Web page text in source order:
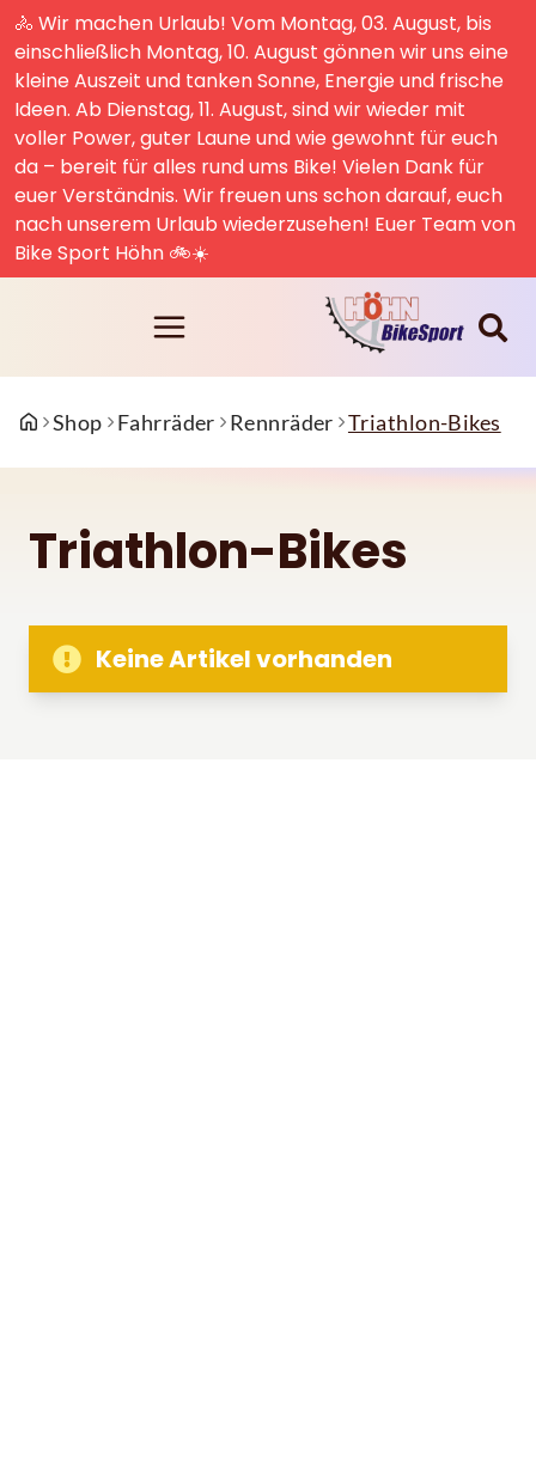
🚴 Wir machen Urlaub! Vom Montag, 03. August, bis
einschließlich Montag, 10. August gönnen wir uns eine
kleine Auszeit und tanken Sonne, Energie und frische
Ideen. Ab Dienstag, 11. August, sind wir wieder mit
voller Power, guter Laune und wie gewohnt für euch
da – bereit für alles rund ums Bike! Vielen Dank für
euer Verständnis. Wir freuen uns schon darauf, euch
nach unserem Urlaub wiederzusehen! Euer Team von
Bike Sport Höhn 🚲☀️
Shop Fahrräder Rennräder Triathlon-Bikes
Triathlon-Bikes
Keine Artikel vorhanden